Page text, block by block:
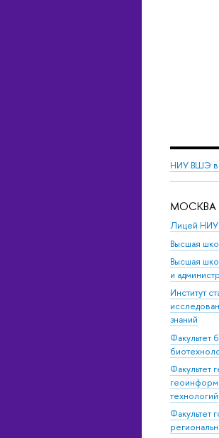
НИУ ВШЭ
МОСКВА
Лицей
Высшая
Высшая
и
Институт
знаний
Факультет
Факультет
технологий
Факультет